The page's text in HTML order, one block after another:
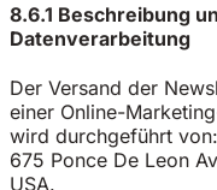
8.6.1 Beschreibung
Datenverarbeitung
Der Versand der
einer Online-
wird durchgeführt
675 Ponce De Leon
USA.